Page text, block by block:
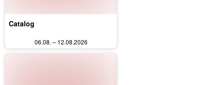
Catalog
06.08. – 12.08.2026